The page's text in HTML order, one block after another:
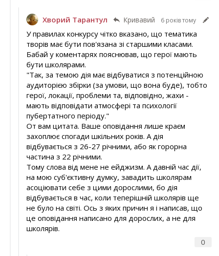
Хворий Тарантул Кривавий 6 років тому
0
У правилах конкурсу чітко вказано, що тематика
творів має бути пов'язана зі старшими класами.
Бабай у коментарях пояснював, що герої мають
бути школярами.
"Так, за темою дія має відбуватися з потенційною
аудиторією збірки (за умови, що вона буде), тобто
герої, локації, проблеми та, відповідно, жахи -
мають відповідати атмосфері та психології
пубертатного періоду."
От вам цитата. Ваше оповідання лише краєм
захоплює спогади шкільних років. А дія
відбувається з 26-27 річними, або як горорна
частина з 22 річними.
Тому слова від мене не ейджизм. А давній час дії,
на мою суб'єктивну думку, завадить школярам
асоціювати себе з цими дорослими, бо дія
відбувається в час, коли теперішній школярів ще
не було на світі. Ось з яких причин я і написав, що
це оповідання написано для дорослих, а не для
школярів.